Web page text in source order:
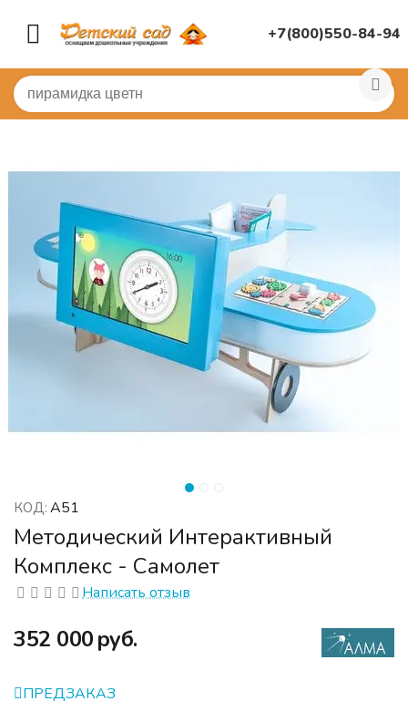
+7(800)550-84-94
Главная / ИНТЕРАКТИВНОЕ ОБОРУДОВАНИЕ
КОД: А51
Методический Интерактивный
Комплекс - Самолет
Написать отзыв
‍352 000‍руб.
ПРЕДЗАКАЗ